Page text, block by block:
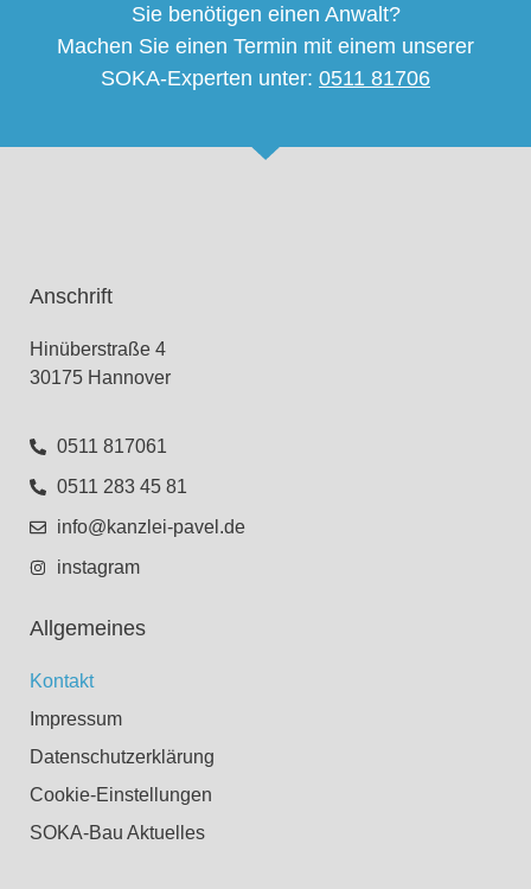
Sie benötigen einen Anwalt?
Machen Sie einen Termin mit einem unserer
SOKA-Experten unter: 0511 81706
Anschrift
Hinüberstraße 4
30175 Hannover
0511 817061
0511 283 45 81
info@kanzlei-pavel.de
instagram
Allgemeines
Kontakt
Impressum
Datenschutzerklärung
Cookie-Einstellungen
SOKA-Bau Aktuelles